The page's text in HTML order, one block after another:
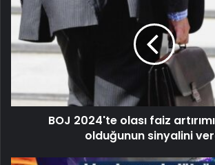
BOJ 2024'te olası faiz
olduğunun sinyalini